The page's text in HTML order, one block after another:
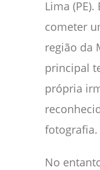
Lima
cometer
região da
principal
própria
fotografia.
No